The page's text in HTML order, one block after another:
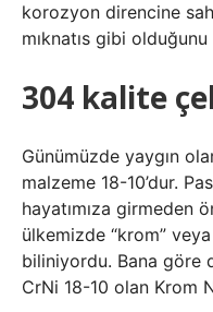
korozyon direncine
mıknatıs gibi
304 kalite
Günümüzde yaygın
malzeme 18-10’dur.
hayatımıza girmeden
ülkemizde “krom”
biliniyordu. Bana göre
CrNi 18-10 olan Krom